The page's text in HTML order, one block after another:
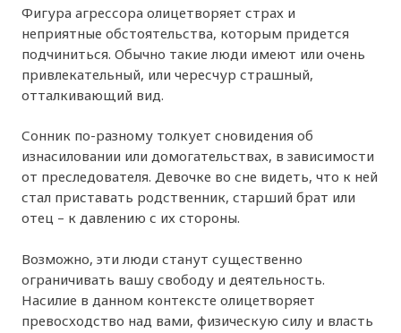
Фигура агрессора олицетворяет страх и
неприятные обстоятельства, которым придется
подчиниться. Обычно такие люди имеют или очень
привлекательный, или чересчур страшный,
отталкивающий вид.
Сонник по-разному толкует сновидения об
изнасиловании или домогательствах, в зависимости
от преследователя. Девочке во сне видеть, что к ней
стал приставать родственник, старший брат или
отец – к давлению с их стороны.
Возможно, эти люди станут существенно
ограничивать вашу свободу и деятельность.
Насилие в данном контексте олицетворяет
превосходство над вами, физическую силу и власть